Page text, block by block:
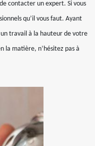
contacter un expert. Si vous
qu’il vous faut. Ayant
un travail à la hauteur de votre
la matière, n’hésitez pas à